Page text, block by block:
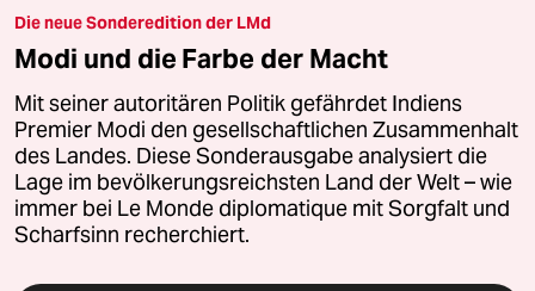
Die neue Sonderedition der LMd
Modi und die Farbe der Macht
Mit seiner autoritären Politik gefährdet Indiens
Premier Modi den gesellschaftlichen Zusammenhalt
des Landes. Diese Sonderausgabe analysiert die
Lage im bevölkerungsreichsten Land der Welt – wie
immer bei Le Monde diplomatique mit Sorgfalt und
Scharfsinn recherchiert.